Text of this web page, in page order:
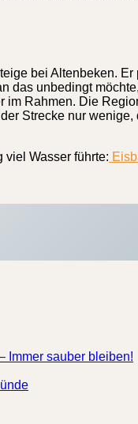
bei Altenbeken.
das unbedingt
Rahmen. Die
Strecke nur
viel Wasser führte:
Immer sauber bleiben!